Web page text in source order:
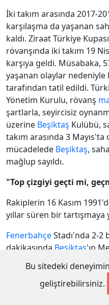
İki takım arasında 2017-
karşılaşma da yaşanan
kaldı. Ziraat Türkiye
rövanşında iki takım 19
karşıya geldi. Müsabaka,
yaşanan olaylar nedeniyle
tarafından tatil edildi.
Yönetim Kurulu, rövanş
şartlarla, seyircisiz
üzerine Beşiktaş Kulübü,
takım arasında 3
mücadelede Beşiktaş,
mağlup sayıldı.
"Top çizgiyi geçti mi,
Rakiplerin 16 Kasım
yıllar süren bir tartışmaya
FenerbahçeStadı'nda 2-2
dakikasında Beşiktaş'ın
beraberlik golünde topun
kamuoyunda uzun süren
'nin savunma
Bu sitedeki
geliştirebilirsiniz.